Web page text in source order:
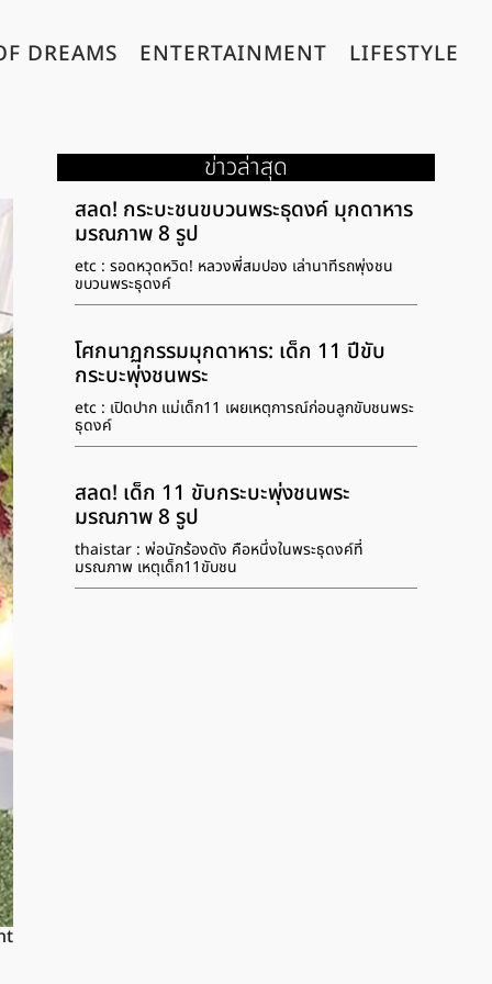
DREAMS ENTERTAINMENT LIFESTYLE
ข่าวล่าสุด
สลด! กระบะชนขบวนพระธุดงค์ มุกดาหาร
มรณภาพ 8 รูป
etc : รอดหวุดหวิด! หลวงพี่สมปอง เล่านาทีรถพุ่งชน
ขบวนพระธุดงค์
โศกนาฏกรรมมุกดาหาร: เด็ก 11 ปีขับ
กระบะพุ่งชนพระ
etc : เปิดปาก แม่เด็ก11 เผยเหตุการณ์ก่อนลูกขับชนพระ
ธุดงค์
สลด! เด็ก 11 ขับกระบะพุ่งชนพระ
มรณภาพ 8 รูป
thaistar : พ่อนักร้องดัง คือหนึ่งในพระธุดงค์ที่
มรณภาพ เหตุเด็ก11ขับชน